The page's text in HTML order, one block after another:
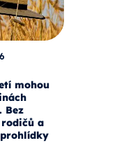
mohou
Bez
rodičů a